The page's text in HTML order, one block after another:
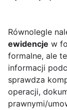
Równolegle
ewidencje w
formalne, ale
informacji
sprawdza
operacji,
prawnymi/